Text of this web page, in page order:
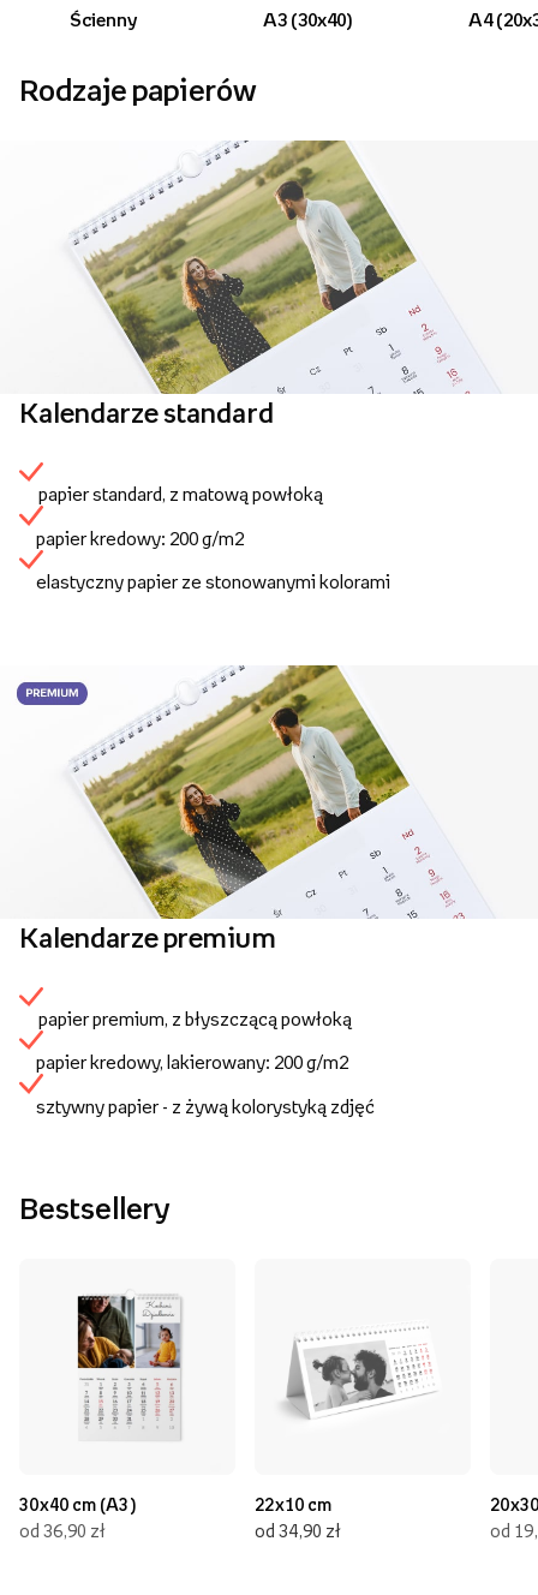
Ścienny A3 (30x40) A4
Rodzaje papierów
Kalendarze standard
papier standard, z matową powłoką
papier kredowy: 200 g/m2
elastyczny papier ze stonowanymi kolorami
Kalendarze premium
papier premium, z błyszczącą powłoką
papier kredowy, lakierowany: 200 g/m2
sztywny papier - z żywą kolorystyką zdjęć
Bestsellery
30x40 cm (A3)
od 36,90 zł
22x10 cm
od 34,90 zł
od